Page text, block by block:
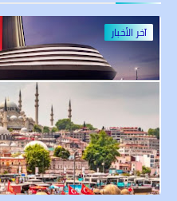
آخر الأخبار